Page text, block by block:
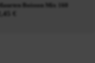
Maurten Boisson Mix 160
2,45 €